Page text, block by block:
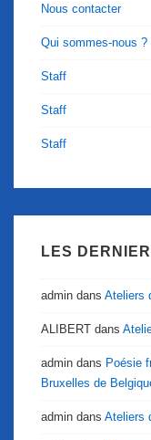
Nous contacter
Qui sommes-nous ?
Staff
Staff
Staff
LES
admin dans Ateliers
ALIBERT dans
admin dans Poésie
Bruxelles de
admin dans Ateliers